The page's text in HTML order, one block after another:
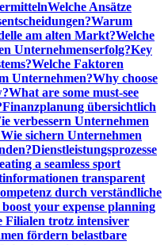
Welche Ansätze
Warum
am alten Markt?Welche
Unternehmenserfolg?Key
Welche Faktoren
Unternehmen?Why choose
What are some must-see
Finanzplanung übersichtlich
verbessern Unternehmen
Wie sichern Unternehmen
Dienstleistungsprozesse
a seamless sport
transparent
durch verständliche
your expense planning
Filialen trotz intensiver
fördern belastbare